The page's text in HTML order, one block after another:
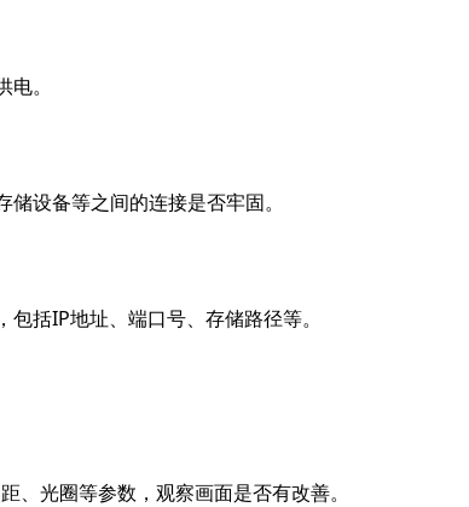
。
设备等之间的连接是否牢固。
括IP地址、端口号、存储路径等。
光圈等参数，观察画面是否有改善。